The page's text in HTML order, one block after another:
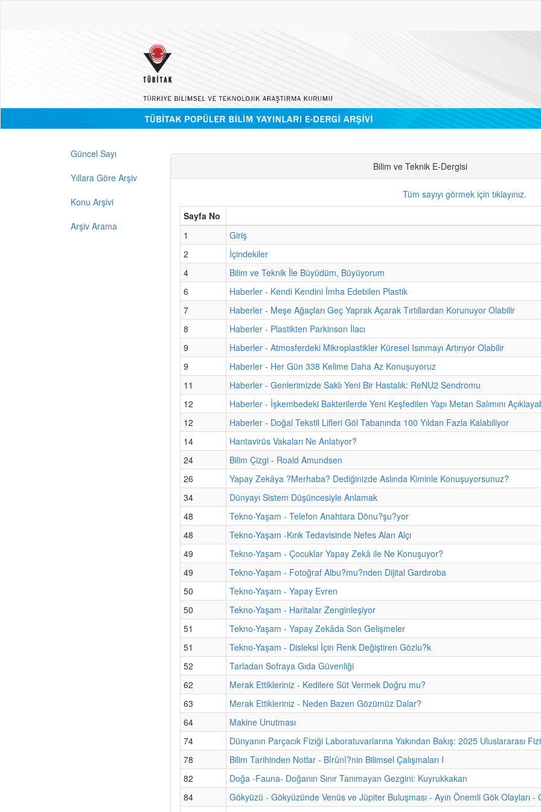
Güncel Sayı
Yıllara Göre Arşiv
Konu Arşivi
Arşiv Arama
Bilim ve Teknik E-Dergisi
Tüm sayıyı görmek için tıklayınız.
Sayfa No
1
Giriş
2
İçindekiler
4
Bilim ve Teknik İle Büyüdüm, Büyüyorum
6
Haberler - Kendi Kendini İmha Edebilen Plastik
7
Haberler - Meşe Ağaçları Geç Yaprak Açarak Tırtıllardan Korunuyor Olabilir
8
Haberler - Plastikten Parkinson İlacı
9
Haberler - Atmosferdeki Mikroplastikler Küresel Isınmayı Artırıyor Olabilir
9
Haberler - Her Gün 338 Kelime Daha Az Konuşuyoruz
11
Haberler - Genlerimizde Saklı Yeni Bir Hastalık: ReNU2 Sendromu
12
Haberler - İşkembedeki Bakterilerde Yeni Keşfedilen Yapı Metan Salımını
12
Haberler - Doğal Tekstil Lifleri Göl Tabanında 100 Yıldan Fazla Kalabiliyor
14
Hantavirüs Vakaları Ne Anlatıyor?
24
Bilim Çizgi - Roald Amundsen
26
Yapay Zekâya ?Merhaba? Dediğinizde Aslında Kiminle Konuşuyorsunuz?
34
Dünyayı Sistem Düşüncesiyle Anlamak
48
Tekno-Yaşam - Telefon Anahtara Dönu?şu?yor
48
Tekno-Yaşam -Kırık Tedavisinde Nefes Alan Alçı
49
Tekno-Yaşam - Çocuklar Yapay Zekâ ile Ne Konuşuyor?
49
Tekno-Yaşam - Fotoğraf Albu?mu?nden Dijital Gardıroba
50
Tekno-Yaşam - Yapay Evren
50
Tekno-Yaşam - Haritalar Zenginleşiyor
51
Tekno-Yaşam - Yapay Zekâda Son Gelişmeler
51
Tekno-Yaşam - Disleksi İçin Renk Değiştiren Gözlu?k
52
Tarladan Sofraya Gıda Güvenliği
62
Merak Ettikleriniz - Kedilere Süt Vermek Doğru mu?
63
Merak Ettikleriniz - Neden Bazen Gözümüz Dalar?
64
Makine Unutması
74
Dünyanın Parçacık Fiziği Laboratuvarlarına Yakından Bakış: 2025 Uluslararası
78
Bilim Tarihinden Notlar - Bîrûnî?nin Bilimsel Çalışmaları I
82
Doğa -Fauna- Doğanın Sınır Tanımayan Gezgini: Kuyrukkakan
84
Gökyüzü - Gökyüzünde Venüs ve Jüpiter Buluşması - Ayın Önemli Gök Olayları -